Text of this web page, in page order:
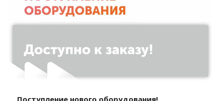
Поступление нового оборудования!